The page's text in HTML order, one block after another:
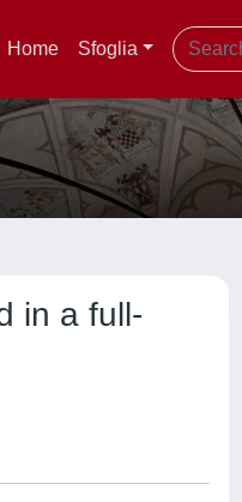
Home Sfoglia
in a full-